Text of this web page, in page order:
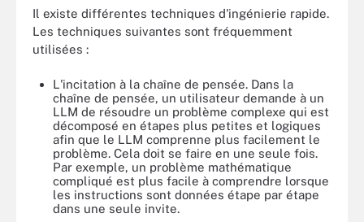
Il existe différentes techniques d'ingénierie rapide.
Les techniques suivantes sont fréquemment
utilisées :
L'incitation à la chaîne de pensée. Dans la
chaîne de pensée, un utilisateur demande à un
LLM de résoudre un problème complexe qui est
décomposé en étapes plus petites et logiques
afin que le LLM comprenne plus facilement le
problème. Cela doit se faire en une seule fois.
Par exemple, un problème mathématique
compliqué est plus facile à comprendre lorsque
les instructions sont données étape par étape
dans une seule invite.